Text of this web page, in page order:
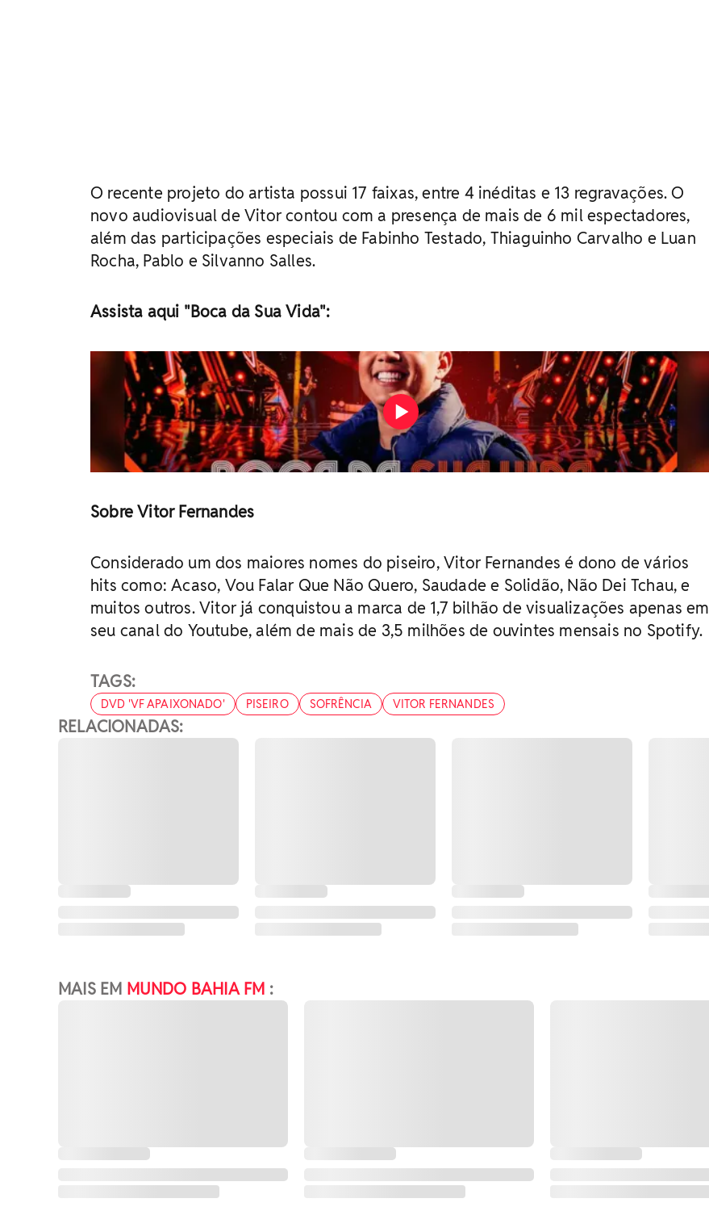
O recente projeto do artista possui 17 faixas, entre 4 inéditas e 13 regravações. O
novo audiovisual de Vitor contou com a presença de mais de 6 mil espectadores,
além das participações especiais de Fabinho Testado, Thiaguinho Carvalho e Luan
Rocha, Pablo e Silvanno Salles.
Assista aqui "Boca da Sua Vida":
Sobre Vitor Fernandes
Considerado um dos maiores nomes do piseiro, Vitor Fernandes é dono de vários
hits como: Acaso, Vou Falar Que Não Quero, Saudade e Solidão, Não Dei Tchau, e
muitos outros. Vitor já conquistou a marca de 1,7 bilhão de visualizações apenas em
seu canal do Youtube, além de mais de 3,5 milhões de ouvintes mensais no Spotify.
TAGS:
DVD 'VF APAIXONADO' PISEIRO SOFRÊNCIA VITOR FERNANDES
RELACIONADAS:
MAIS EM MUNDO BAHIA FM :